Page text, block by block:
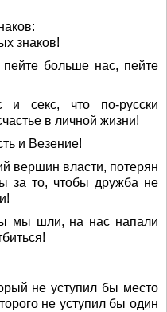
знаков!
больше нас, пейте
и секс, что по-русски
в личной жизни!
и Везение!
вершин власти, потерян
за то, чтобы дружба не
мы шли, на нас напали
не уступил бы место
не уступил бы один